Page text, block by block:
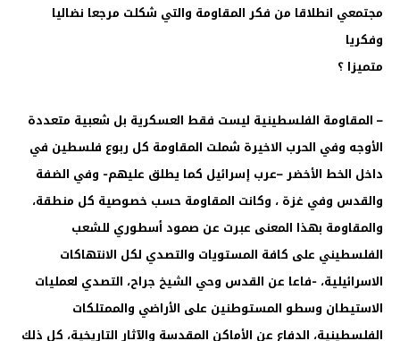
مجتمعي انطلاقا من فكر المقاومة والتي شكلت مرجعا نضاليا
وفكريا
متميزا ؟
– المقاومة الفلسطينية ليست فقط العسكرية بل شعبية متعددة
الأوجه وفي الحرب الاخيرة شملت المقاومة كل ربوع فلسطين في
داخل الخط الأخضر –عرب إسرائيل كما يطلق عليهم- وفي الضفة
والقدس وفي غزة ، وكانت المقاومة حسب خصوصية كل منطقة،
والمقاومة بهذا المعنى عبرت عن صمود أسطوري للشعب
الفلسطيني على كافة المستويات والتصدي لكل الانتهاكات
الاسرائيلية، -فاعا عن القدس وحي الشيخ جراح، التصدي لعمليات
الاستيطان وسطو المستوطنين على الأراضي والممتلكات
الفلسطينية، الدفاع عن الأماكن المقدسة والآثار التاريخية، كل ذلك